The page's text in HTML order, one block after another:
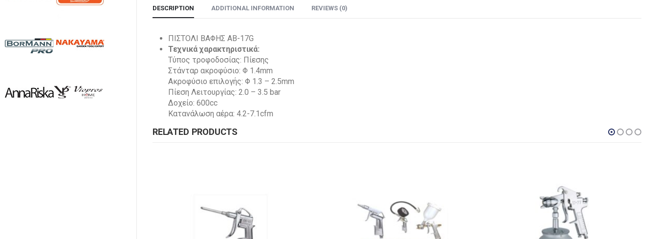
DESCRIPTION ADDITIONAL INFORMATION REVIEWS (0)
ΠΙΣΤΟΛΙ ΒΑΦΗΣ AB-17G
Τεχνικά χαρακτηριστικά:
Τύπος τροφοδοσίας: Πίεσης
Στάνταρ ακροφύσιο: Φ 1.4mm
Ακροφύσιο επιλογής: Φ 1.3 – 2.5mm
Πίεση Λειτουργίας: 2.0 – 3.5 bar
Δοχείο: 600cc
Κατανάλωση αέρα: 4.2-7.1cfm
RELATED PRODUCTS